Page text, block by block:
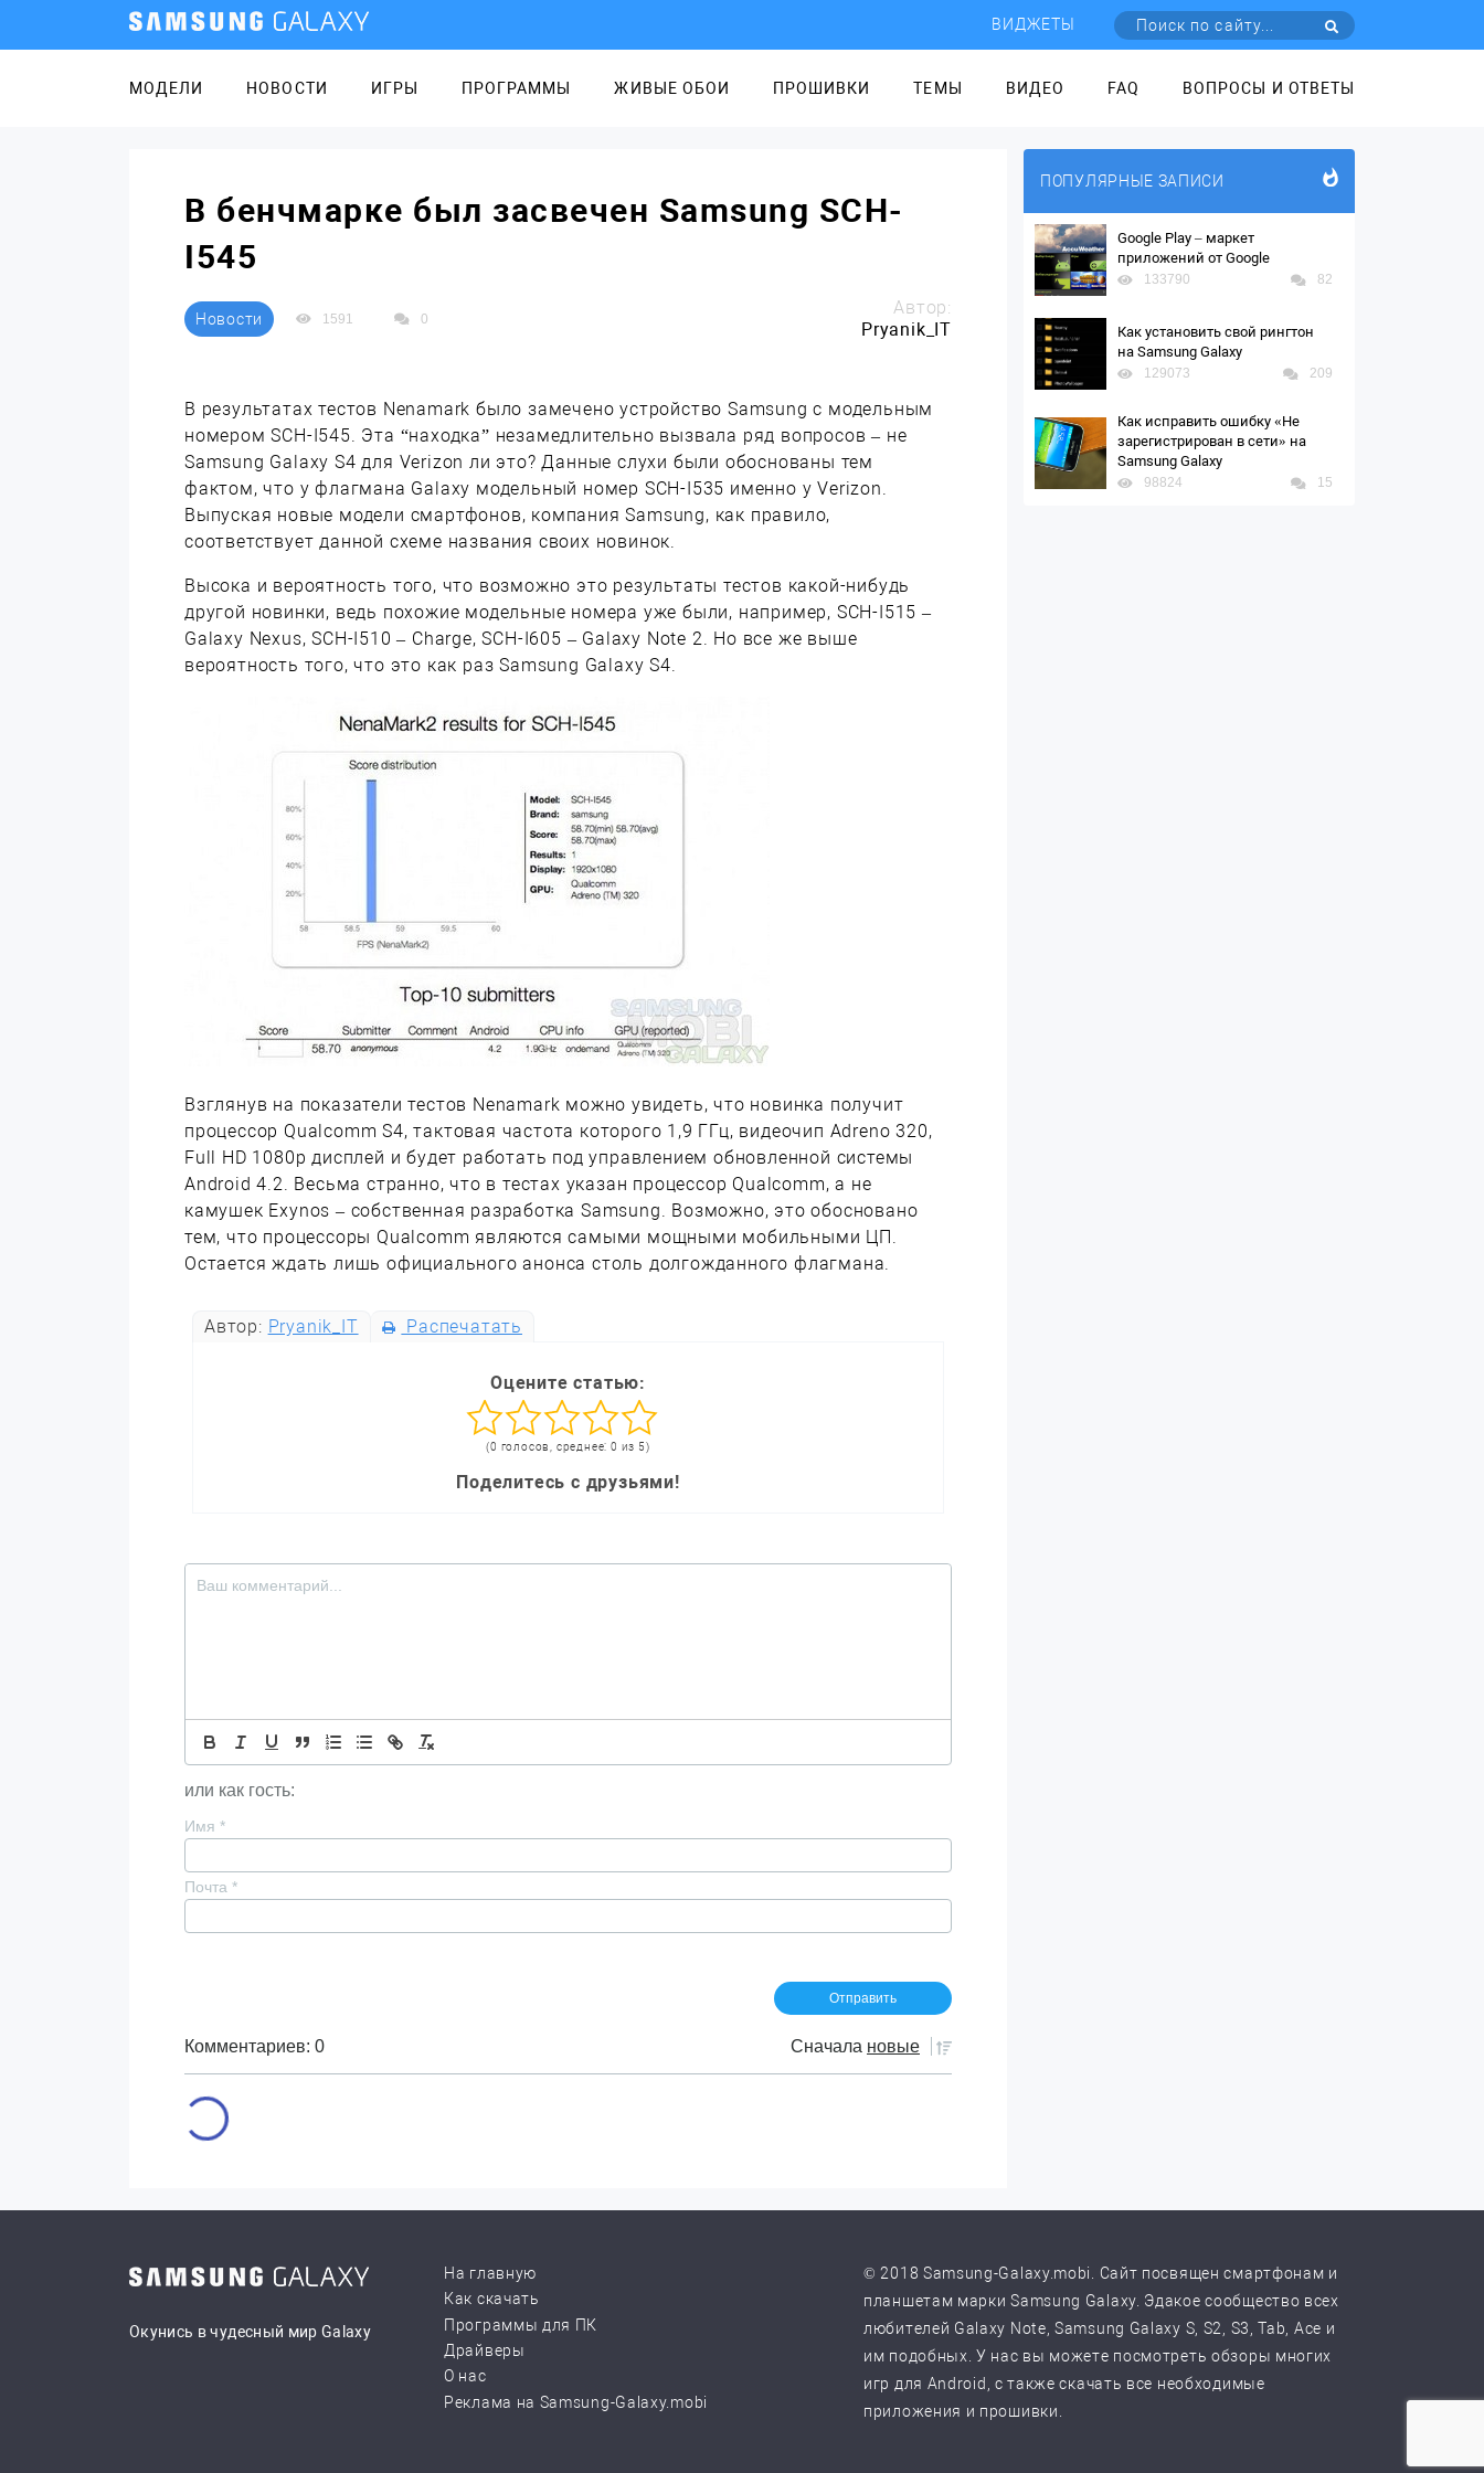
ВИДЖЕТЫ
МОДЕЛИ НОВОСТИ ИГРЫ ПРОГРАММЫ ЖИВЫЕ ОБОИ ПРОШИВКИ ТЕМЫ ВИДЕО FAQ ВОПРОСЫ И ОТВЕТЫ
В бенчмарке был засвечен Samsung SCH-
I545
Новости 1591 0
Автор:
Pryanik_IT
В результатах тестов Nenamark было замечено устройство Samsung с модельным
номером SCH-I545. Эта “находка” незамедлительно вызвала ряд вопросов – не
Samsung Galaxy S4 для Verizon ли это? Данные слухи были обоснованы тем
фактом, что у флагмана Galaxy модельный номер SCH-I535 именно у Verizon.
Выпуская новые модели смартфонов, компания Samsung, как правило,
соответствует данной схеме названия своих новинок.
Высока и вероятность того, что возможно это результаты тестов какой-нибудь
другой новинки, ведь похожие модельные номера уже были, например, SCH-I515 –
Galaxy Nexus, SCH-I510 – Charge, SCH-I605 – Galaxy Note 2. Но все же выше
вероятность того, что это как раз Samsung Galaxy S4.
Взглянув на показатели тестов Nenamark можно увидеть, что новинка получит
процессор Qualcomm S4, тактовая частота которого 1,9 ГГц, видеочип Adreno 320,
Full HD 1080p дисплей и будет работать под управлением обновленной системы
Android 4.2. Весьма странно, что в тестах указан процессор Qualcomm, а не
камушек Exynos – собственная разработка Samsung. Возможно, это обосновано
тем, что процессоры Qualcomm являются самыми мощными мобильными ЦП.
Остается ждать лишь официального анонса столь долгожданного флагмана.
Автор: Pryanik_IT Распечатать
Оцените статью:
(0 голосов, среднее: 0 из 5)
Поделитесь с друзьями!
или как гость:
Имя *
Почта *
Комментариев: 0 Сначала новые
ПОПУЛЯРНЫЕ ЗАПИСИ
Google Play – маркет
приложений от Google
133790 82
Как установить свой рингтон
на Samsung Galaxy
129073 209
Как исправить ошибку «Не
зарегистрирован в сети» на
Samsung Galaxy
98824 15
Окунись в чудесный мир Galaxy
На главную
Как скачать
Программы для ПК
Драйверы
О нас
Реклама на Samsung-Galaxy.mobi
© 2018 Samsung-Galaxy.mobi. Сайт посвящен смартфонам и
планшетам марки Samsung Galaxy. Эдакое сообщество всех
любителей Galaxy Note, Samsung Galaxy S, S2, S3, Tab, Ace и
им подобных. У нас вы можете посмотреть обзоры многих
игр для Android, с также скачать все необходимые
приложения и прошивки.